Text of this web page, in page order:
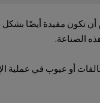
أن تكون مفيدة أيضًا
الصناعة.
أو عيوب في عملية